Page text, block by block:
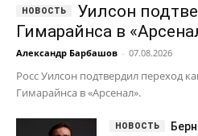
Уилсон
Гимарайнса в
Александр Барбашов - 07.08.2026
Росс Уилсон подтвердил переход
Гимарайнса в «Арсенал».